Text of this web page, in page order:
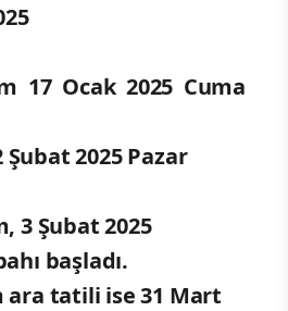
17 Ocak 2025 Cuma
Şubat 2025 Pazar
3 Şubat 2025
başladı.
ara tatili ise 31 Mart